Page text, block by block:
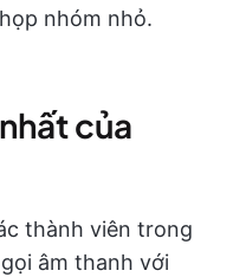
nhóm nhỏ.
của
thành viên trong
âm thanh với